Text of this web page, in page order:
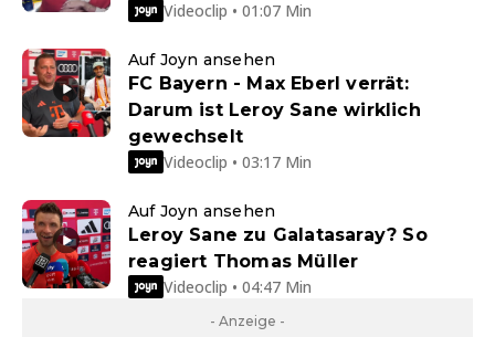
Videoclip • 01:07 Min
Auf Joyn ansehen
FC Bayern - Max Eberl verrät:
Darum ist Leroy Sane wirklich
gewechselt
Videoclip • 03:17 Min
Auf Joyn ansehen
Leroy Sane zu Galatasaray? So
reagiert Thomas Müller
Videoclip • 04:47 Min
- Anzeige -